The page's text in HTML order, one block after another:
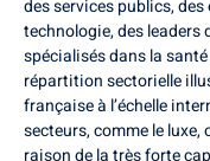
des services publics,
technologie, des leaders
spécialisés dans la
répartition sectorielle
française à l’échelle
secteurs, comme le
raison de la très forte